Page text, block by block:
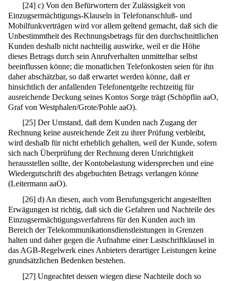
[24] c) Von den Befürwortern der Zulässigkeit von
Einzugsermächtigungs-Klauseln in Telefonanschluß- und
Mobilfunkverträgen wird vor allem geltend gemacht, daß sich die
Unbestimmtheit des Rechnungsbetrags für den durchschnittlichen
Kunden deshalb nicht nachteilig auswirke, weil er die Höhe
dieses Betrags durch sein Anrufverhalten unmittelbar selbst
beeinflussen könne; die monatlichen Telefonkosten seien für ihn
daher abschätzbar, so daß erwartet werden könne, daß er
hinsichtlich der anfallenden Telefonentgelte rechtzeitig für
ausreichende Deckung seines Kontos Sorge trägt (Schöpflin aaO,
Graf von Westphalen/Grote/Pohle aaO).
[25] Der Umstand, daß dem Kunden nach Zugang der
Rechnung keine ausreichende Zeit zu ihrer Prüfung verbleibt,
wird deshalb für nicht erheblich gehalten, weil der Kunde, sofern
sich nach Überprüfung der Rechnung deren Unrichtigkeit
herausstellen sollte, der Kontobelastung widersprechen und eine
Wiedergutschrift des abgebuchten Betrags verlangen könne
(Leitermann aaO).
[26] d) An diesen, auch vom Berufungsgericht angestellten
Erwägungen ist richtig, daß sich die Gefahren und Nachteile des
Einzugsermächtigungsverfahrens für den Kunden auch im
Bereich der Telekommunikationsdienstleistungen in Grenzen
halten und daher gegen die Aufnahme einer Lastschriftklausel in
das AGB-Regelwerk eines Anbieters derartiger Leistungen keine
grundsätzlichen Bedenken bestehen.
[27] Ungeachtet dessen wiegen diese Nachteile doch so